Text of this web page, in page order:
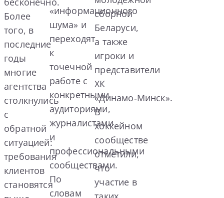
Более
того, в
последние
годы
многие
агентства
столкнулись
с
обратной
ситуацией:
требования
клиентов
становятся
«информационного
шума» и
переходят
к
точечной
работе с
конкретными
аудиториями,
журналистами
и
профессиональными
сообществами.
По
словам
сборной
Беларуси,
а также
игроки и
представители
ХК
«Динамо‑Минск».
В
хоккейном
сообществе
отметили,
что
участие в